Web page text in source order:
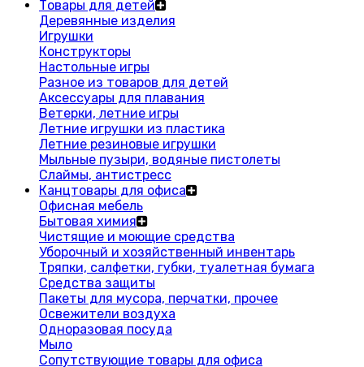
Товары для детей
Деревянные изделия
Игрушки
Конструкторы
Настольные игры
Разное из товаров для детей
Аксессуары для плавания
Ветерки, летние игры
Летние игрушки из пластика
Летние резиновые игрушки
Мыльные пузыри, водяные пистолеты
Слаймы, антистресс
Канцтовары для офиса
Офисная мебель
Бытовая химия
Чистящие и моющие средства
Уборочный и хозяйственный инвентарь
Тряпки, салфетки, губки, туалетная бумага
Средства защиты
Пакеты для мусора, перчатки, прочее
Освежители воздуха
Одноразовая посуда
Мыло
Сопутствующие товары для офиса